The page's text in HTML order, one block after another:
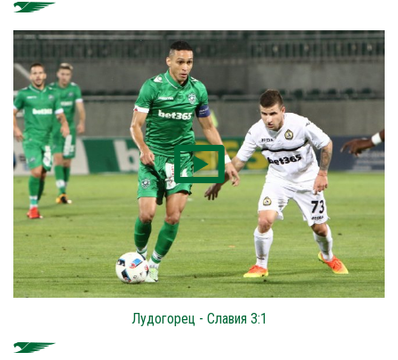
Лудогорец - Славия 3:1